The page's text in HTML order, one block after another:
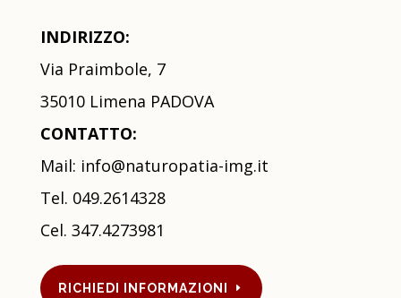
INDIRIZZO:
Via Praimbole, 7
35010 Limena PADOVA
CONTATTO:
Mail: info@naturopatia-img.it
Tel. 049.2614328
Cel. 347.4273981
RICHIEDI INFORMAZIONI